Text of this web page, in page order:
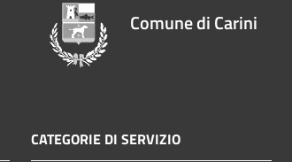
Comune di Carini
CATEGORIE DI SERVIZIO